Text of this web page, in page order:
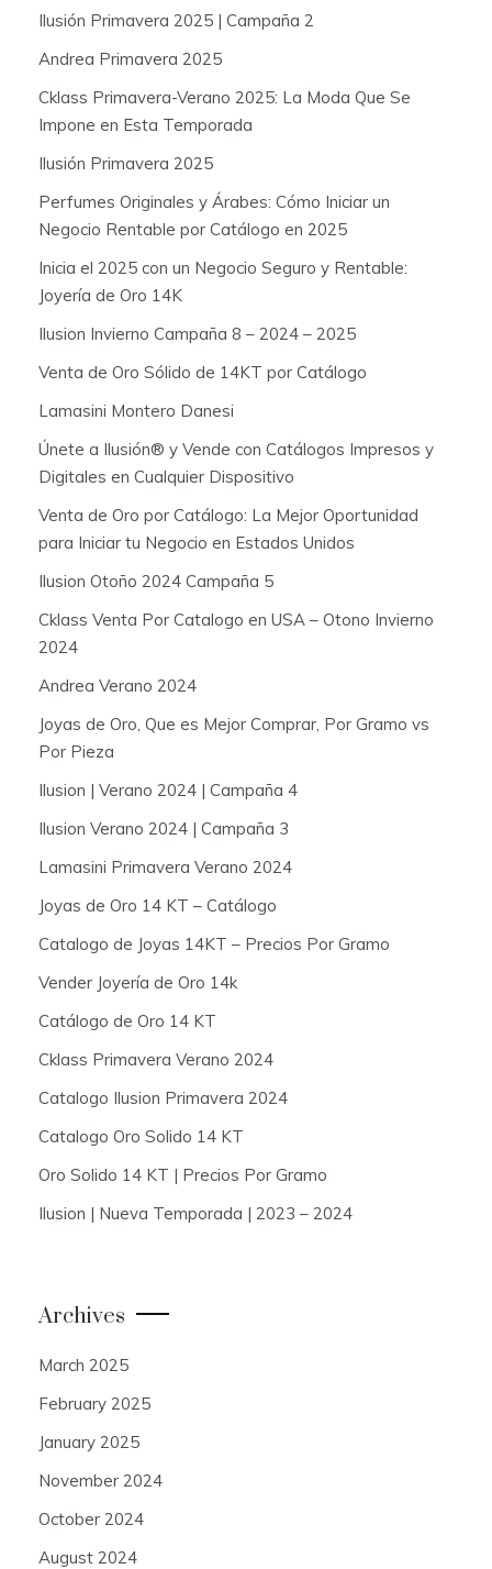
rIlusión Primavera 2025 | Campaña 2
Andrea Primavera 2025
Cklass Primavera-Verano 2025: La Moda Que Se
Impone en Esta Temporada
Ilusión Primavera 2025
Perfumes Originales y Árabes: Cómo Iniciar un
Negocio Rentable por Catálogo en 2025
Inicia el 2025 con un Negocio Seguro y Rentable:
Joyería de Oro 14K
Ilusion Invierno Campaña 8 – 2024 – 2025
Venta de Oro Sólido de 14KT por Catálogo
Lamasini Montero Danesi
Únete a Ilusión® y Vende con Catálogos Impresos y
Digitales en Cualquier Dispositivo
Venta de Oro por Catálogo: La Mejor Oportunidad
para Iniciar tu Negocio en Estados Unidos
Ilusion Otoño 2024 Campaña 5
Cklass Venta Por Catalogo en USA – Otono Invierno
2024
Andrea Verano 2024
Joyas de Oro, Que es Mejor Comprar, Por Gramo vs
Por Pieza
Ilusion | Verano 2024 | Campaña 4
Ilusion Verano 2024 | Campaña 3
Lamasini Primavera Verano 2024
Joyas de Oro 14 KT – Catálogo
Catalogo de Joyas 14KT – Precios Por Gramo
Vender Joyería de Oro 14k
Catálogo de Oro 14 KT
Cklass Primavera Verano 2024
Catalogo Ilusion Primavera 2024
Catalogo Oro Solido 14 KT
Oro Solido 14 KT | Precios Por Gramo
Ilusion | Nueva Temporada | 2023 – 2024
Archives
March 2025
February 2025
January 2025
November 2024
October 2024
August 2024